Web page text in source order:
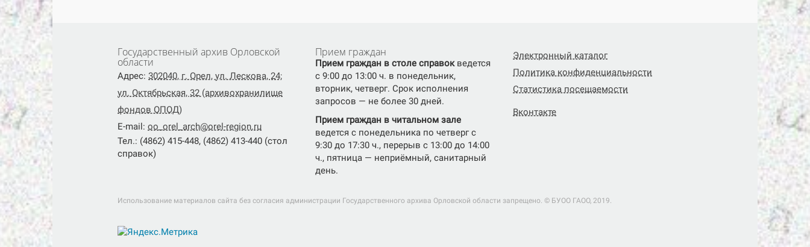
Государственный архив Орловской
области
Адрес: 302040, г. Орел, ул. Лескова, 24;
ул. Октябрьская, 32 (архивохранилище
фондов ОПОД)
E-mail: oo_orel_arch@orel-region.ru
Тел.: (4862) 415-448, (4862) 413-440 (стол
справок)
Прием граждан
Прием граждан в столе справокведется
с 9:00 до 13:00 ч. в понедельник,
вторник, четверг. Срок исполнения
запросов — не более 30 дней.
Прием граждан в читальном зале
ведется с понедельника по четверг с
9:30 до 17:30 ч., перерыв с 13:00 до 14:00
ч., пятница — неприёмный, санитарный
день.
Электронный каталог
Политика конфиденциальности
Статистика посещаемости
Вконтакте
Использование материалов сайта без согласия администрации Государственного архива Орловской области запрещено. © БУОО ГАОO, 2019.